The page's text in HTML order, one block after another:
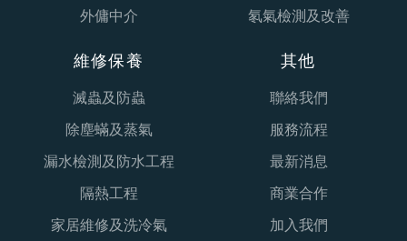
外傭中介
氡氣檢測及改善
維修保養
滅蟲及防蟲
除塵蟎及蒸氣
漏水檢測及防水工程
隔熱工程
家居維修及洗冷氣
其他
聯絡我們
服務流程
最新消息
商業合作
加入我們